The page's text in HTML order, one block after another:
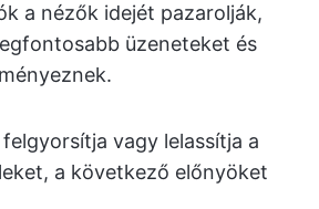
a nézők idejét pazarolják,
üzeneteket és
vagy lelassítja a
a következő előnyöket